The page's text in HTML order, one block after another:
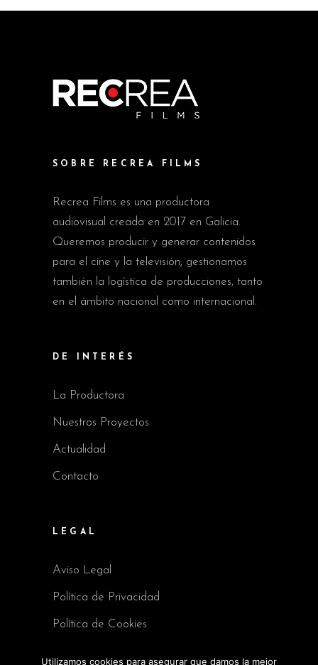
SOBRE RECREA FILMS
Recrea Films es una productora
audiovisual creada en 2017 en Galicia.
Queremos producir y generar contenidos
para el cine y la televisión; gestionamos
también la logística de producciones, tanto
en el ámbito nacional como internacional.
DE INTERÉS
La Productora
Nuestros Proyectos
Actualidad
Contacto
LEGAL
Aviso Legal
Política de Privacidad
Política de Cookies
Utilizamos cookies para asegurar que damos la mejor